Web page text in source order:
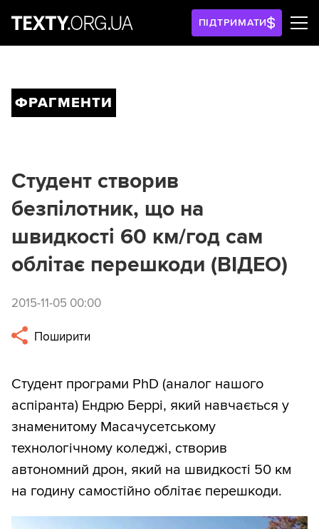
ПІДТРИМАТИ
ФРАГМЕНТИ
Студент створив
безпілотник, що на
швидкості 60 км/год сам
облітає перешкоди (ВІДЕО)
2015-11-05 00:00
Поширити
Студент програми PhD (аналог нашого
аспіранта) Ендрю Беррі, який навчається у
знаменитому Масачусетському
технологічному коледжі, створив
автономний дрон, який на швидкості 50 км
на годину самостійно облітає перешкоди.